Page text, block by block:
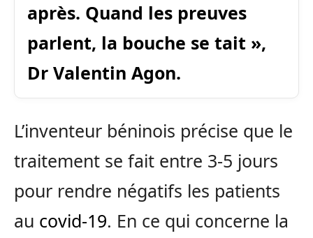
après. Quand les preuves
parlent, la bouche se tait »,
Dr Valentin Agon.
L’inventeur béninois précise que le
traitement se fait entre 3-5 jours
pour rendre négatifs les patients
au covid-19. En ce qui concerne la